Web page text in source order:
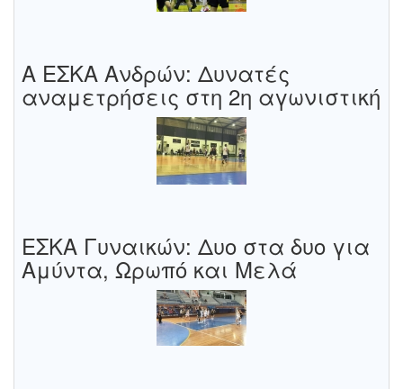
Α ΕΣΚΑ Ανδρών: Δυνατές
αναμετρήσεις στη 2η αγωνιστική
ΕΣΚΑ Γυναικών: Δυο στα δυο για
Αμύντα, Ωρωπό και Μελά